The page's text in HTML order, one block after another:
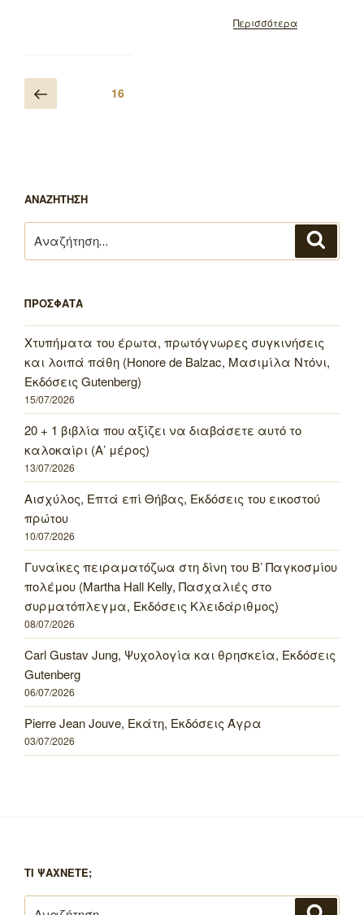
Περισσότερα
Πλοήγηση
άρθρων
Προηγούμενη
σελίδα
16
ΑΝΑΖΗΤΗΣΗ
για:
ΠΡΟΣΦΑΤΑ
Χτυπήματα του έρωτα, πρωτόγνωρες συγκινήσεις
και λοιπά πάθη (Honore de Balzac, Μασιμίλα Ντόνι,
Εκδόσεις Gutenberg)
15/07/2026
20 + 1 βιβλία που αξίζει να διαβάσετε αυτό το
καλοκαίρι (Α’ μέρος)
13/07/2026
Αισχύλος, Επτά επί Θήβας, Εκδόσεις του εικοστού
πρώτου
10/07/2026
Γυναίκες πειραματόζωα στη δίνη του Β’ Παγκοσμίου
πολέμου (Martha Hall Kelly, Πασχαλιές στο
συρματόπλεγμα, Εκδόσεις Κλειδάριθμος)
08/07/2026
Carl Gustav Jung, Ψυχολογία και θρησκεία, Εκδόσεις
Gutenberg
06/07/2026
Pierre Jean Jouve, Εκάτη, Εκδόσεις Άγρα
03/07/2026
ΤΙ ΨΑΧΝΕΤΕ;